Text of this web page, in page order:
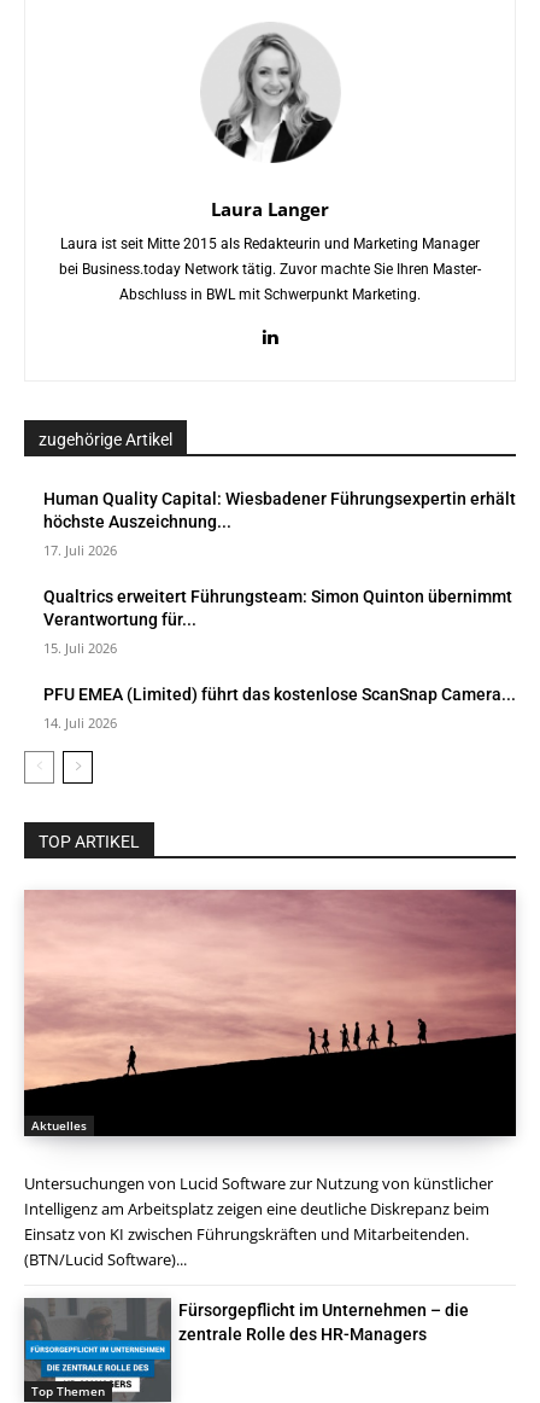
Laura Langer
Laura ist seit Mitte 2015 als Redakteurin und Marketing Manager
bei Business.today Network tätig. Zuvor machte Sie Ihren Master-
Abschluss in BWL mit Schwerpunkt Marketing.
zugehörige Artikel
Human Quality Capital: Wiesbadener Führungsexpertin erhält
höchste Auszeichnung...
17. Juli 2026
Qualtrics erweitert Führungsteam: Simon Quinton übernimmt
Verantwortung für...
15. Juli 2026
PFU EMEA (Limited) führt das kostenlose ScanSnap Camera...
14. Juli 2026
TOP ARTIKEL
Aktuelles
Untersuchungen von Lucid Software zur Nutzung von künstlicher
Intelligenz am Arbeitsplatz zeigen eine deutliche Diskrepanz beim
Einsatz von KI zwischen Führungskräften und Mitarbeitenden.
(BTN/Lucid Software)...
Top Themen
Fürsorgepflicht im Unternehmen – die
zentrale Rolle des HR-Managers